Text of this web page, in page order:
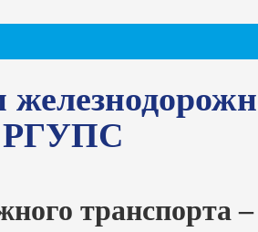
РГУПС